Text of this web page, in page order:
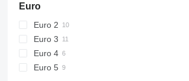
Euro
Euro 2
Euro 3
Euro 4
Euro 5